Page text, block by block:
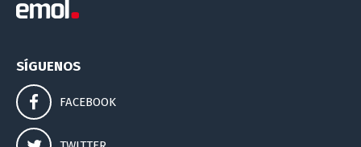
SÍGUENOS
FACEBOOK